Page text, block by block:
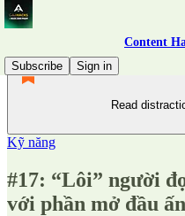
Content
Subscribe
Sign in
Read
Kỹ năng
#17: “Lôi” người
với phần mở đầu